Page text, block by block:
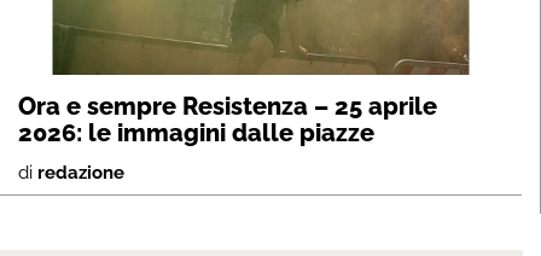
Ora e sempre Resistenza – 25 aprile
2026: le immagini dalle piazze
di redazione